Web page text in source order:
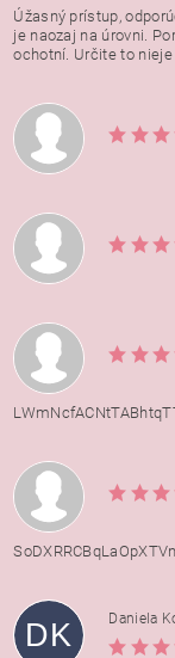
Úžasný prístup,
je naozaj na úrovni.
ochotní. Určite to
DK
Daniela